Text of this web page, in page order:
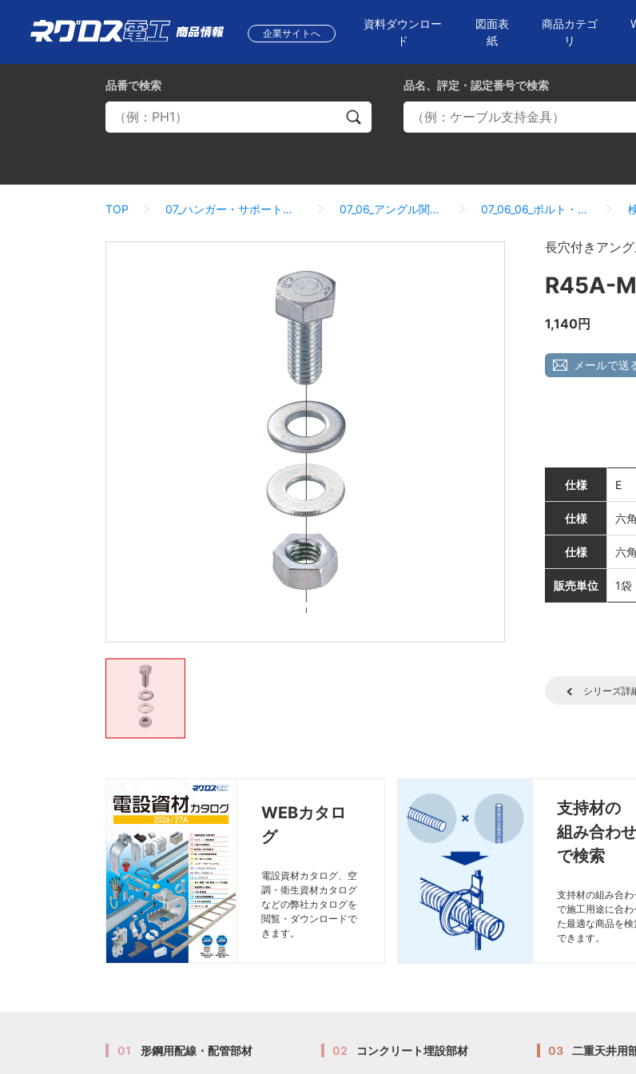
企業サイトへ
資料ダウンロー
ド
図面表
紙
商品カテゴ
リ
品番で検索 品名、評定・認定番号で検索
TOP 07_ハンガー・サポートシステム 07_06_アングル関連部材 07_06_06_ボルト・ナット
長穴付きアン
R45A-
1,140円
メールで送
仕様
E
仕様 六
仕様 六
販売単位 1袋
シリーズ詳
WEBカタロ
グ
電設資材カタログ、空
調・衛生資材カタログ
などの弊社カタログを
閲覧・ダウンロードで
きます。
支持材の
組み合わせ
で検索
支持材の組み合わ
で施工用途に合わ
た最適な商品を検
できます。
01 形鋼用配線・配管部材 02 コンクリート埋設部材 03 二重天井用